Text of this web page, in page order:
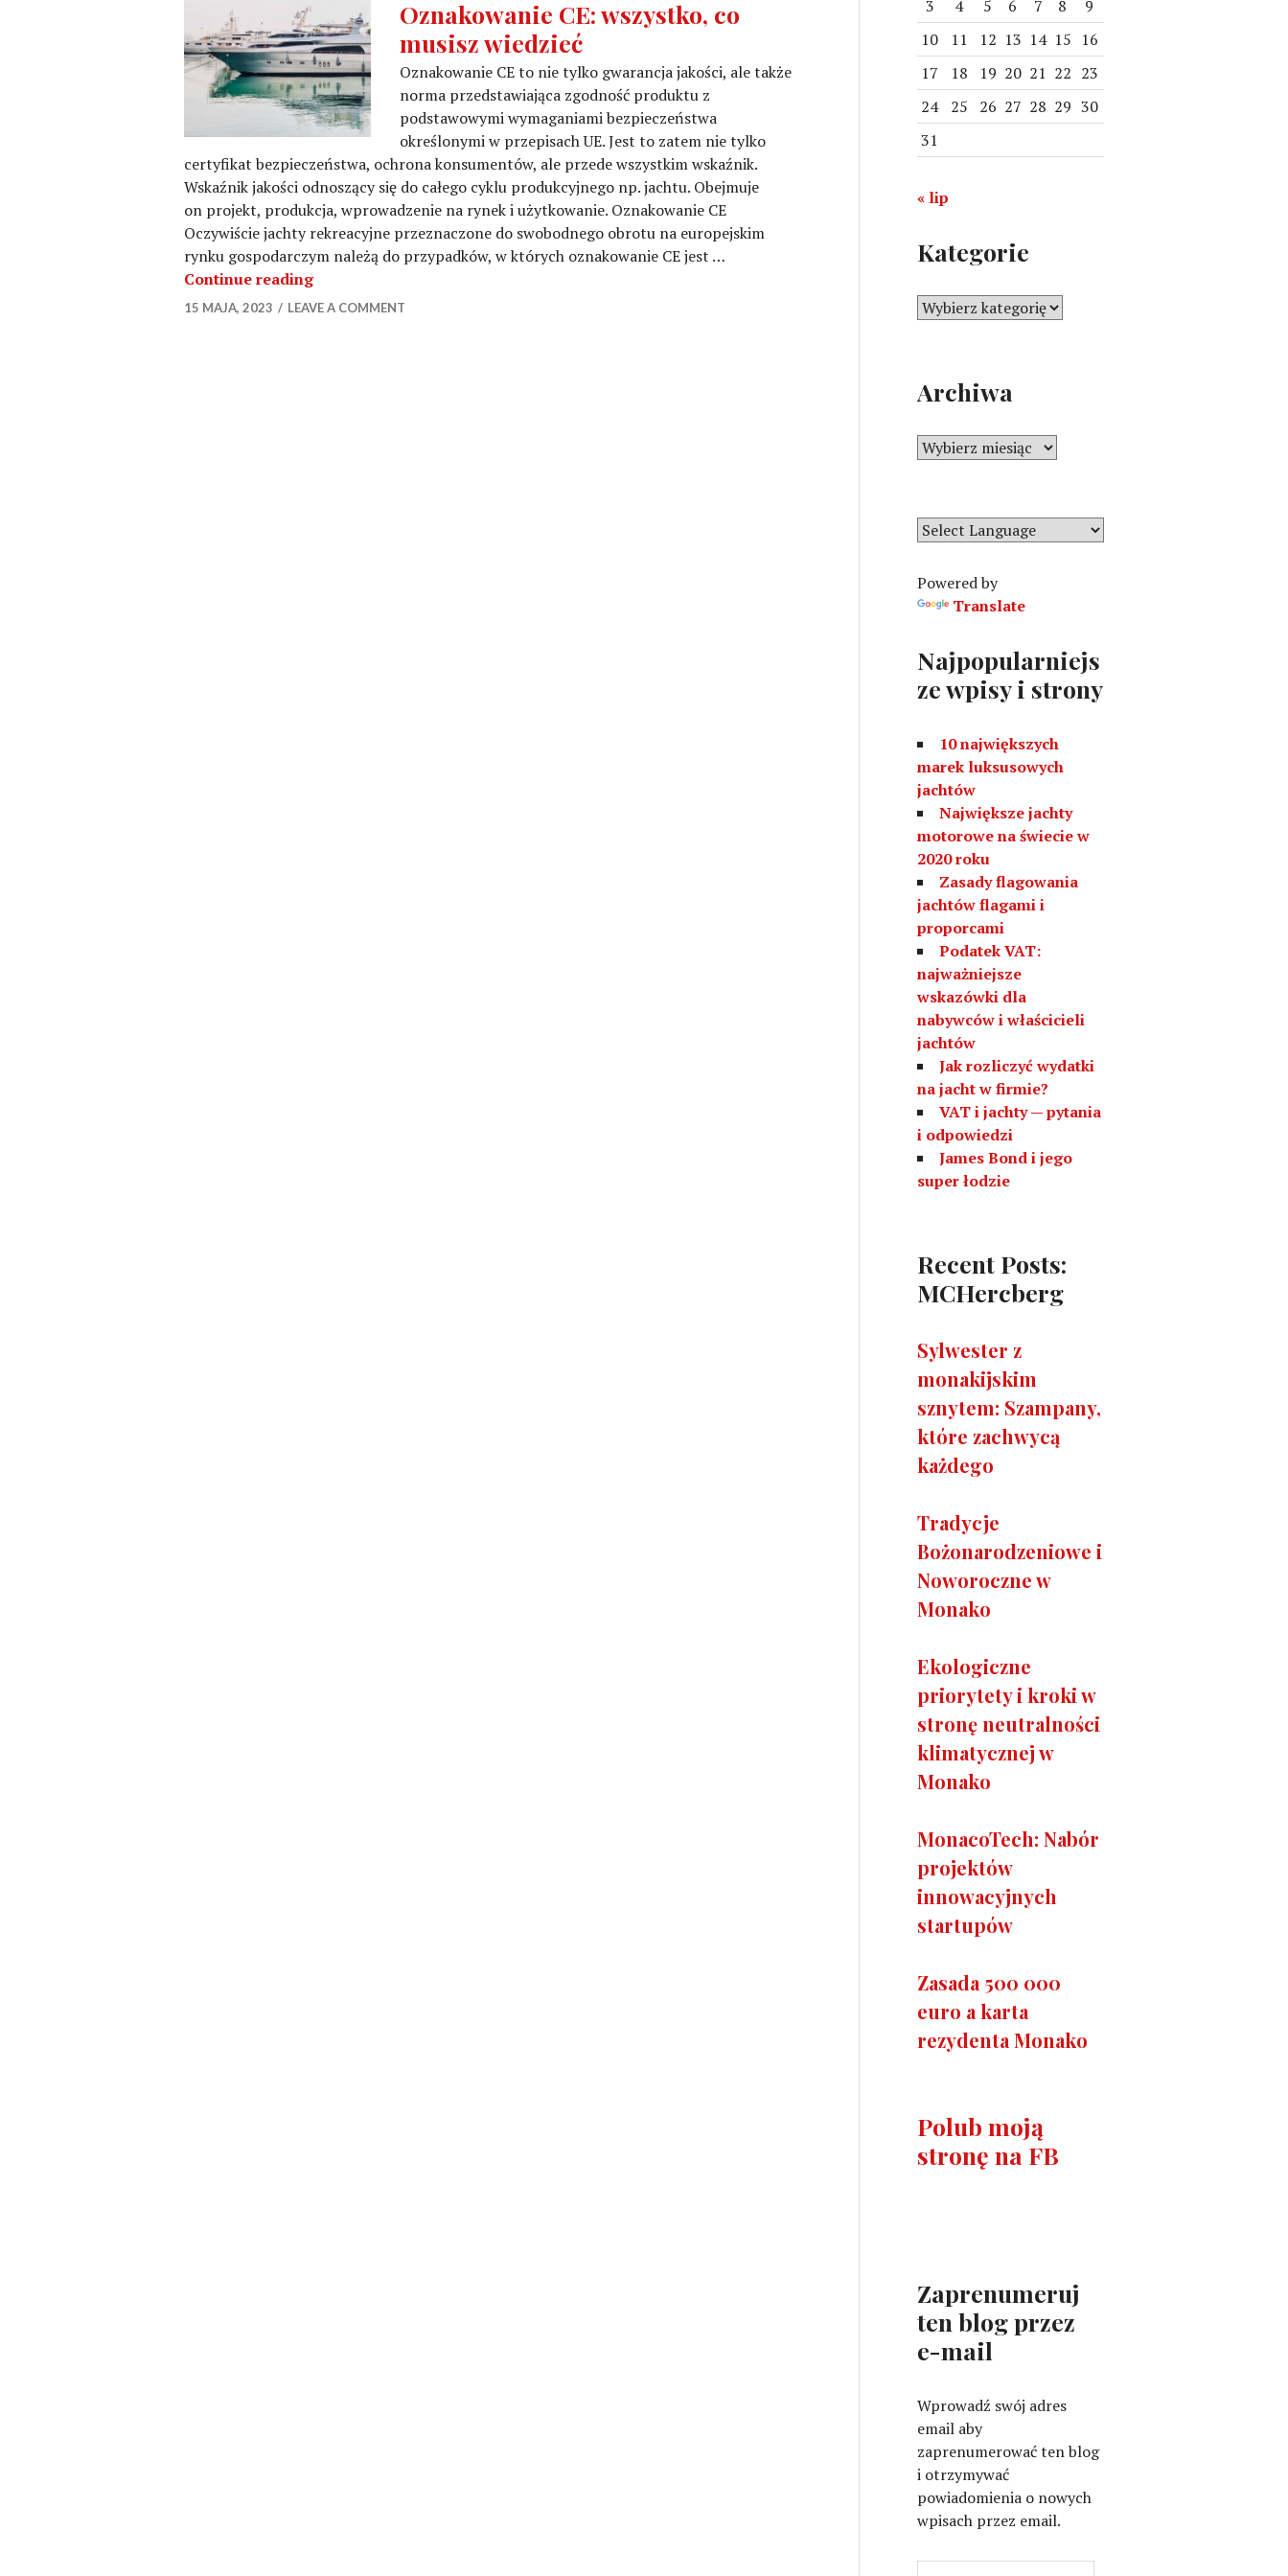
Oznakowanie CE: wszystko, co
musisz wiedzieć
Oznakowanie CE to nie tylko gwarancja jakości, ale także
norma przedstawiająca zgodność produktu z
podstawowymi wymaganiami bezpieczeństwa
określonymi w przepisach UE. Jest to zatem nie tylko
certyfikat bezpieczeństwa, ochrona konsumentów, ale przede wszystkim wskaźnik.
Wskaźnik jakości odnoszący się do całego cyklu produkcyjnego np. jachtu. Obejmuje
on projekt, produkcja, wprowadzenie na rynek i użytkowanie. Oznakowanie CE
Oczywiście jachty rekreacyjne przeznaczone do swobodnego obrotu na europejskim
rynku gospodarczym należą do przypadków, w których oznakowanie CE jest …
Continue readingOznakowanie CE: wszystko, co musisz wiedzieć
15 MAJA, 2023 LEAVE A COMMENT
3
4 5 6 7 8
9
10
11 12 13 14 15 16
17
18 19 20 21 22 23
24
25 26 27 28 29 30
31
« lip
Kategorie
K
g
r
i
Archiwa
A
h
i
a
Powered by
Translate
Najpopularniejs
ze wpisy i strony
10 największych
marek luksusowych
jachtów
Największe jachty
motorowe na świecie w
2020 roku
Zasady flagowania
jachtów flagami i
proporcami
Podatek VAT:
najważniejsze
wskazówki dla
nabywców i właścicieli
jachtów
Jak rozliczyć wydatki
na jacht w firmie?
VAT i jachty — pytania
i odpowiedzi
James Bond i jego
super łodzie
Recent Posts:
MCHercberg
Sylwester z
monakijskim
sznytem: Szampany,
które zachwycą
każdego
Tradycje
Bożonarodzeniowe i
Noworoczne w
Monako
Ekologiczne
priorytety i kroki w
stronę neutralności
klimatycznej w
Monako
MonacoTech: Nabór
projektów
innowacyjnych
startupów
Zasada 500 000
euro a karta
rezydenta Monako
Polub moją
stronę na FB
Zaprenumeruj
ten blog przez
e-mail
Wprowadź swój adres
email aby
zaprenumerować ten blog
i otrzymywać
powiadomienia o nowych
wpisach przez email.